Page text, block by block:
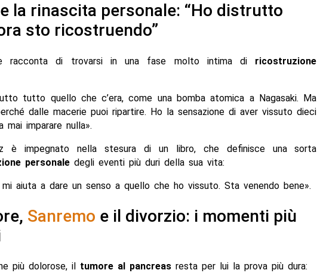
la rinascita personale: “Ho distrutto
sto ricostruendo”
racconta di trovarsi in una fase molto intima di ricostruzione
tutto quello che c’era, come una bomba atomica a Nagasaki. Ma
dalle macerie puoi ripartire. Ho la sensazione di aver vissuto dieci
mai imparare nulla».
è impegnato nella stesura di un libro, che definisce una sorta
personaledegli eventi più duri della sua vita:
mi aiuta a dare un senso a quello che ho vissuto. Sta venendo bene».
Sanremo e il divorzio: i momenti più
più dolorose, il tumore al pancreasresta per lui la prova più dura: